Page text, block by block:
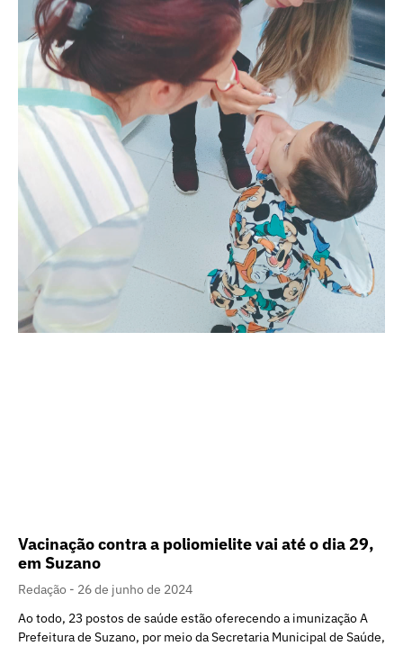
Vacinação contra a poliomielite vai até o dia 29,
em Suzano
Redação
26 de junho de 2024
Ao todo, 23 postos de saúde estão oferecendo a imunização A
Prefeitura de Suzano, por meio da Secretaria Municipal de Saúde,